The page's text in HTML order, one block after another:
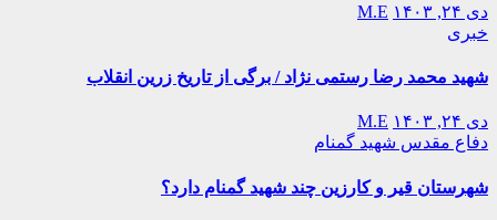
دی ۲۴, ۱۴۰۳
M.E
خبری
شهید محمد رضا رستمی نژاد / برگی از تاریخ زرین انقلاب
دی ۲۴, ۱۴۰۳
M.E
دفاع مقدس شهید گمنام
شهرستان قیر و کارزین چند شهید گمنام دارد؟